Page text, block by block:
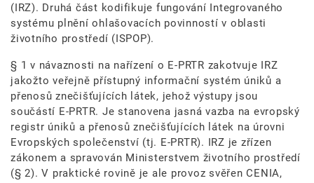
(IRZ). Druhá část kodifikuje fungování Integrovaného
systému plnění ohlašovacích povinností v oblasti
životního prostředí (ISPOP).
§ 1 v návaznosti na nařízení o E-PRTR zakotvuje IRZ
jakožto veřejně přístupný informační systém úniků a
přenosů znečišťujících látek, jehož výstupy jsou
součástí E-PRTR. Je stanovena jasná vazba na evropský
registr úniků a přenosů znečišťujících látek na úrovni
Evropských společenství (tj. E-PRTR). IRZ je zřízen
zákonem a spravován Ministerstvem životního prostředí
(§ 2). V praktické rovině je ale provoz svěřen CENIA,